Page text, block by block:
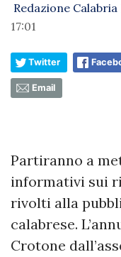
Redazione
17:01
Twitter
Email
Partiranno a
informativi sui
rivolti alla
calabrese.
Crotone